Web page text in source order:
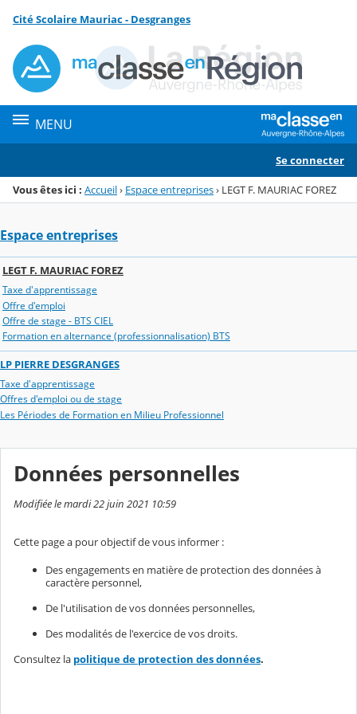
Menu de la rubrique
Contenu
Cité Scolaire Mauriac - Desgranges
MENU
Se connecter
Vous êtes ici : Accueil› Espace entreprises› LEGT F. MAURIAC FOREZ
Espace entreprises
LEGT F. MAURIAC FOREZ
Taxe d'apprentissage
Offre d'emploi
Offre de stage - BTS CIEL
Formation en alternance (professionnalisation) BTS
LP PIERRE DESGRANGES
Taxe d'apprentissage
Offres d'emploi ou de stage
Les Périodes de Formation en Milieu Professionnel
Données personnelles
Modifiée le mardi 22 juin 2021 10:59
Cette page a pour objectif de vous informer :
Des engagements en matière de protection des données à
caractère personnel,
De l'utilisation de vos données personnelles,
Des modalités de l'exercice de vos droits.
Consultez la politique de protection des données.